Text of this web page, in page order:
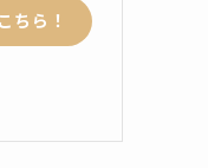
ちら！